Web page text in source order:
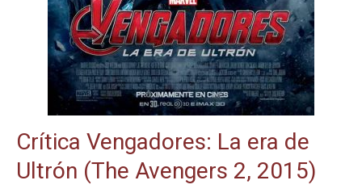
Crítica Vengadores: La era de
Ultrón (The Avengers 2, 2015)